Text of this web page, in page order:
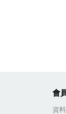
會
資